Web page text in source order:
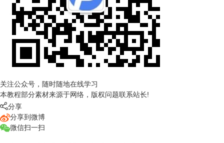
关注公众号，随时随地在线学习
本教程部分素材来源于网络，版权问题联系站长!
分享
分享到微博
微信扫一扫